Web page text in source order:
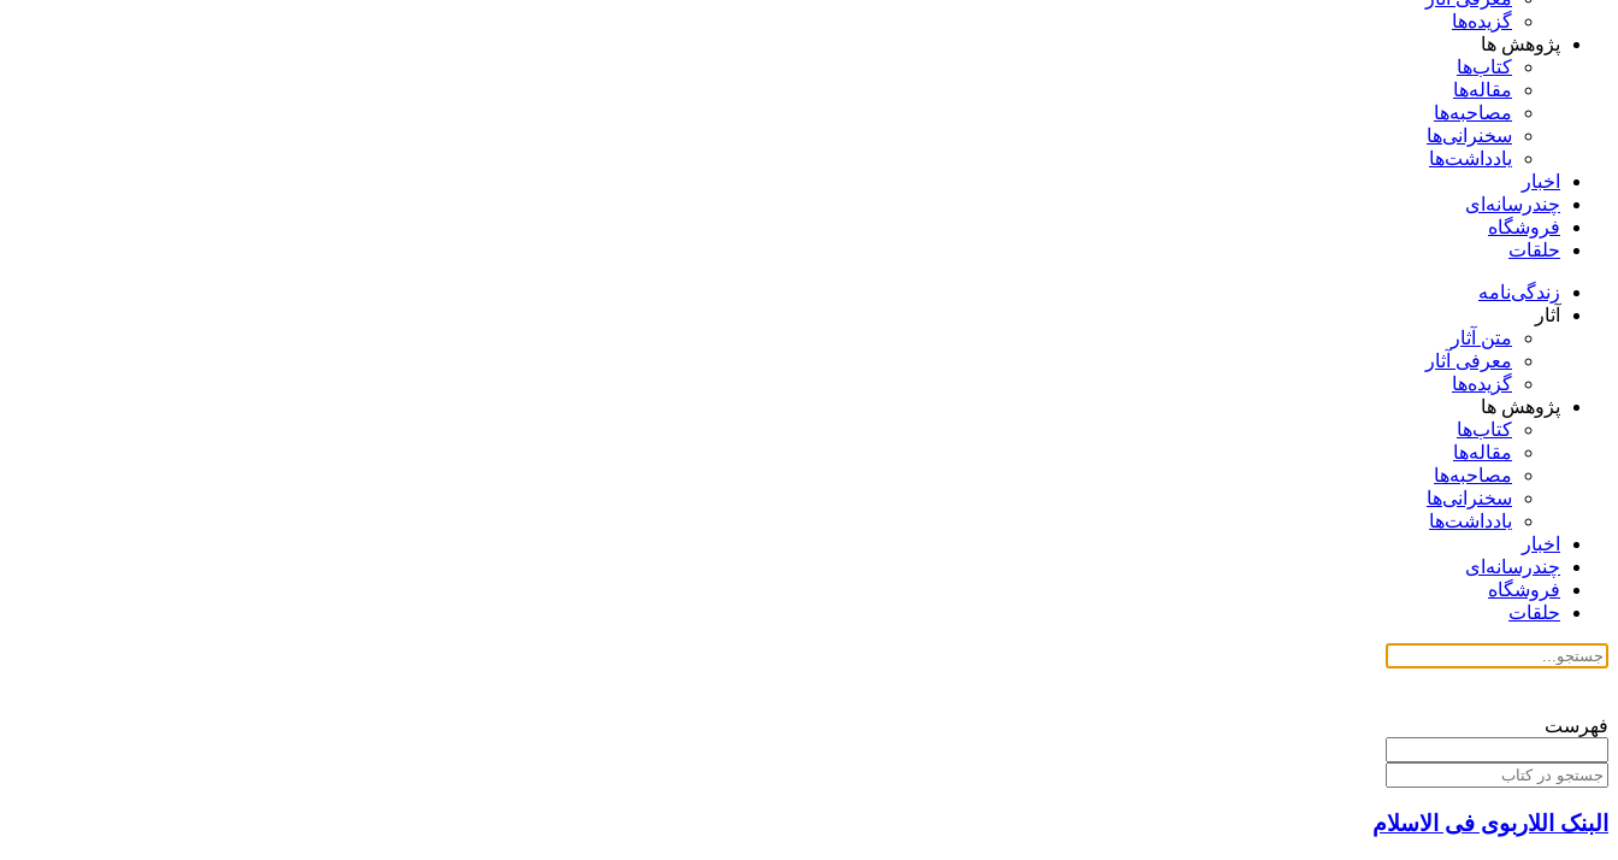
گزیده‌ها
پژوهش ها
کتاب‌ها
مقاله‌ها
مصاحبه‌ها
سخنرانی‌ها
یادداشت‌ها
اخبار
چندرسانه‌ای
فروشگاه
حلقات
زندگی‌نامه
آثار
متن آثار
معرفی آثار
گزیده‌ها
پژوهش ها
کتاب‌ها
مقاله‌ها
مصاحبه‌ها
سخنرانی‌ها
یادداشت‌ها
اخبار
چندرسانه‌ای
فروشگاه
حلقات
فهرست
البنک اللاربوی فی الاسلام